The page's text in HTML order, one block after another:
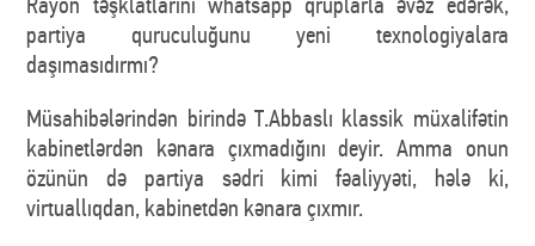
partiya quruculuğunu yeni texnologiyalara
daşımasıdırmı?
Müsahibələrindən birində T.Abbaslı klassik müxalifətin
kabinetlərdən kənara çıxmadığını deyir. Amma onun
özünün də partiya sədri kimi fəaliyyəti, hələ ki,
virtuallıqdan, kabinetdən kənara çıxmır.